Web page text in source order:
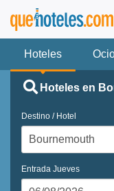
Hoteles
Hoteles en
Destino / Hotel
Entrada Jueves